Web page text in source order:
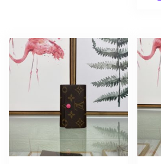
ラ
ン
ト
ル
具